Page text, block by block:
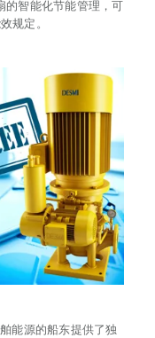
智能化节能管理，可
规定。
能源的船东提供了独